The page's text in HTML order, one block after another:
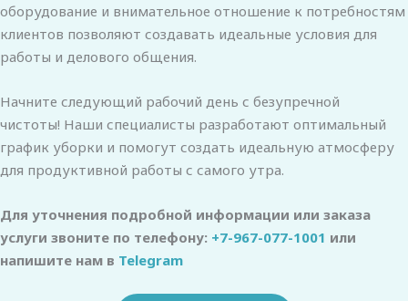
оборудование и внимательное отношение к потребностям
клиентов позволяют создавать идеальные условия для
работы и делового общения.
Начните следующий рабочий день с безупречной
чистоты! Наши специалисты разработают оптимальный
график уборки и помогут создать идеальную атмосферу
для продуктивной работы с самого утра.
Для уточнения подробной информации или заказа
услуги звоните по телефону: +7-967-077-1001 или
напишите нам в Telegram